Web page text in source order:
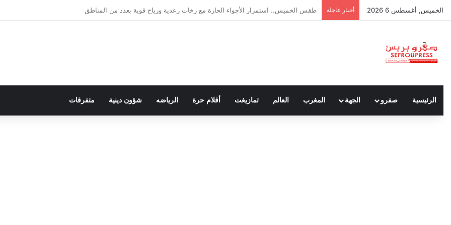
الخميس, أغسطس 6 2026 أخبار عاجلة المجلس الوطني للصحافة.. الذي نريد
الرئيسية صفرو الجهة المغرب العالم تمازيغت أقلام حرة الرياضه شؤون دينية متفرقات